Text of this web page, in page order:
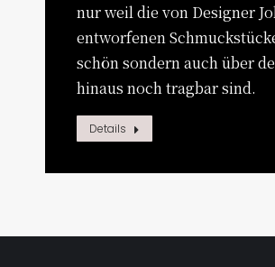
nur weil die von Designer
entworfenen
schön sondern auch über
hinaus noch tragbar sind.
Details